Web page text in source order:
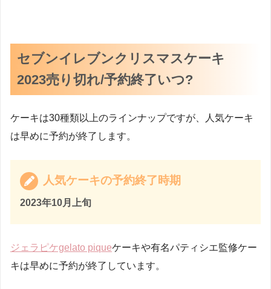
セブンイレブンクリスマスケーキ
2023売り切れ/予約終了いつ?
ケーキは30種類以上のラインナップですが、人気ケーキ
は早めに予約が終了します。
人気ケーキの予約終了時期
2023年10月上旬
ジェラピケgelato piqueケーキや有名パティシエ監修ケー
キは早めに予約が終了しています。